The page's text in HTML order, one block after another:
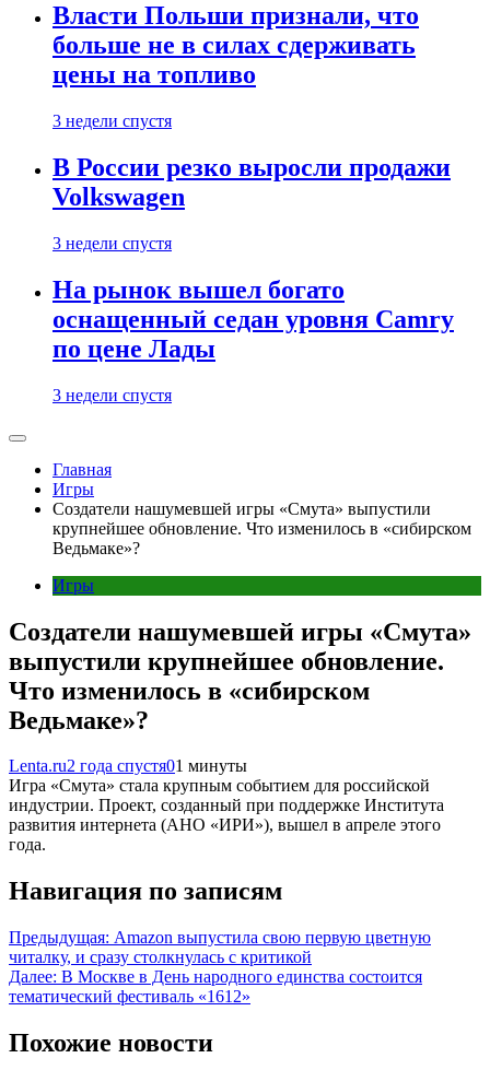
Власти Польши признали, что
больше не в силах сдерживать
цены на топливо
3 недели спустя
В России резко выросли продажи
Volkswagen
3 недели спустя
На рынок вышел богато
оснащенный седан уровня Camry
по цене Лады
3 недели спустя
Главная
Игры
Создатели нашумевшей игры «Смута» выпустили
крупнейшее обновление. Что изменилось в «сибирском
Ведьмаке»?
Игры
Создатели нашумевшей игры «Смута»
выпустили крупнейшее обновление.
Что изменилось в «сибирском
Ведьмаке»?
Lenta.ru2 года спустя01 минуты
Игра «Смута» стала крупным событием для российской
индустрии. Проект, созданный при поддержке Института
развития интернета (АНО «ИРИ»), вышел в апреле этого
года.
Навигация по записям
Предыдущая: Amazon выпустила свою первую цветную
читалку, и сразу столкнулась с критикой
Далее: В Москве в День народного единства состоится
тематический фестиваль «1612»
Похожие новости